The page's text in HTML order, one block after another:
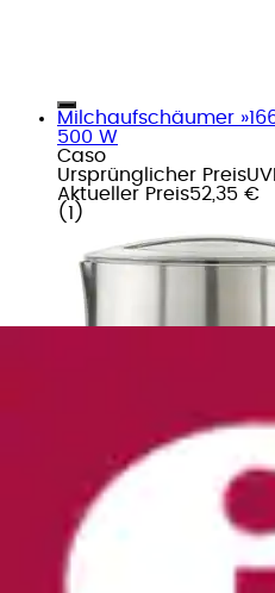
Milchaufschäumer
500 W
Caso
Ursprünglicher Preis
Aktueller Preis52,35 €
( 1 )